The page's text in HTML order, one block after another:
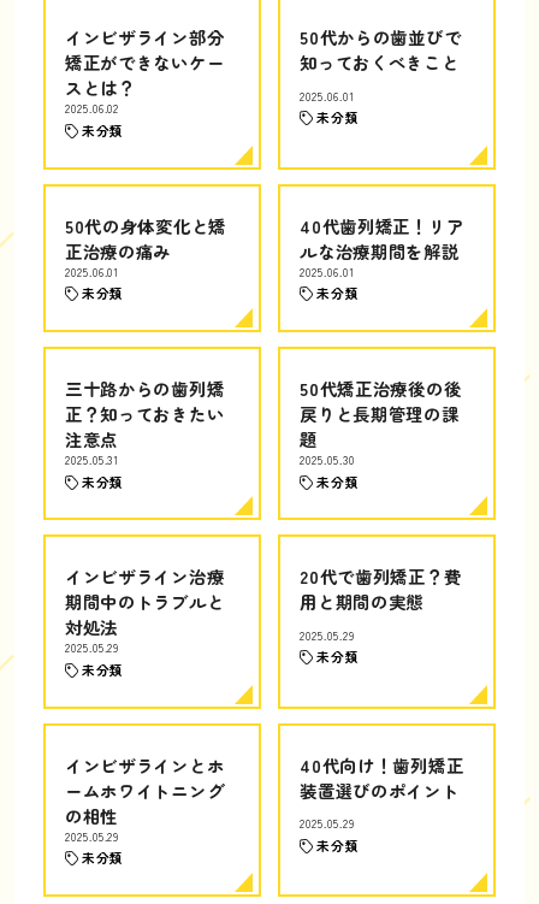
インビザライン部分
矯正ができないケー
スとは？
2025.06.02
未分類
50代からの歯並びで
知っておくべきこと
2025.06.01
未分類
50代の身体変化と矯
正治療の痛み
2025.06.01
未分類
40代歯列矯正！リア
ルな治療期間を解説
2025.06.01
未分類
三十路からの歯列矯
正？知っておきたい
注意点
2025.05.31
未分類
50代矯正治療後の後
戻りと長期管理の課
題
2025.05.30
未分類
インビザライン治療
期間中のトラブルと
対処法
2025.05.29
未分類
20代で歯列矯正？費
用と期間の実態
2025.05.29
未分類
インビザラインとホ
ームホワイトニング
の相性
2025.05.29
未分類
40代向け！歯列矯正
装置選びのポイント
2025.05.29
未分類